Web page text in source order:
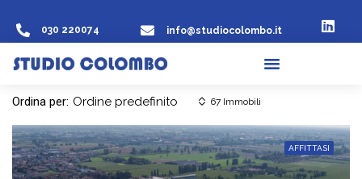
030 220074 info@studiocolombo.it
67 Immobili
Ordina per: Ordine predefinito
AFFITTASI